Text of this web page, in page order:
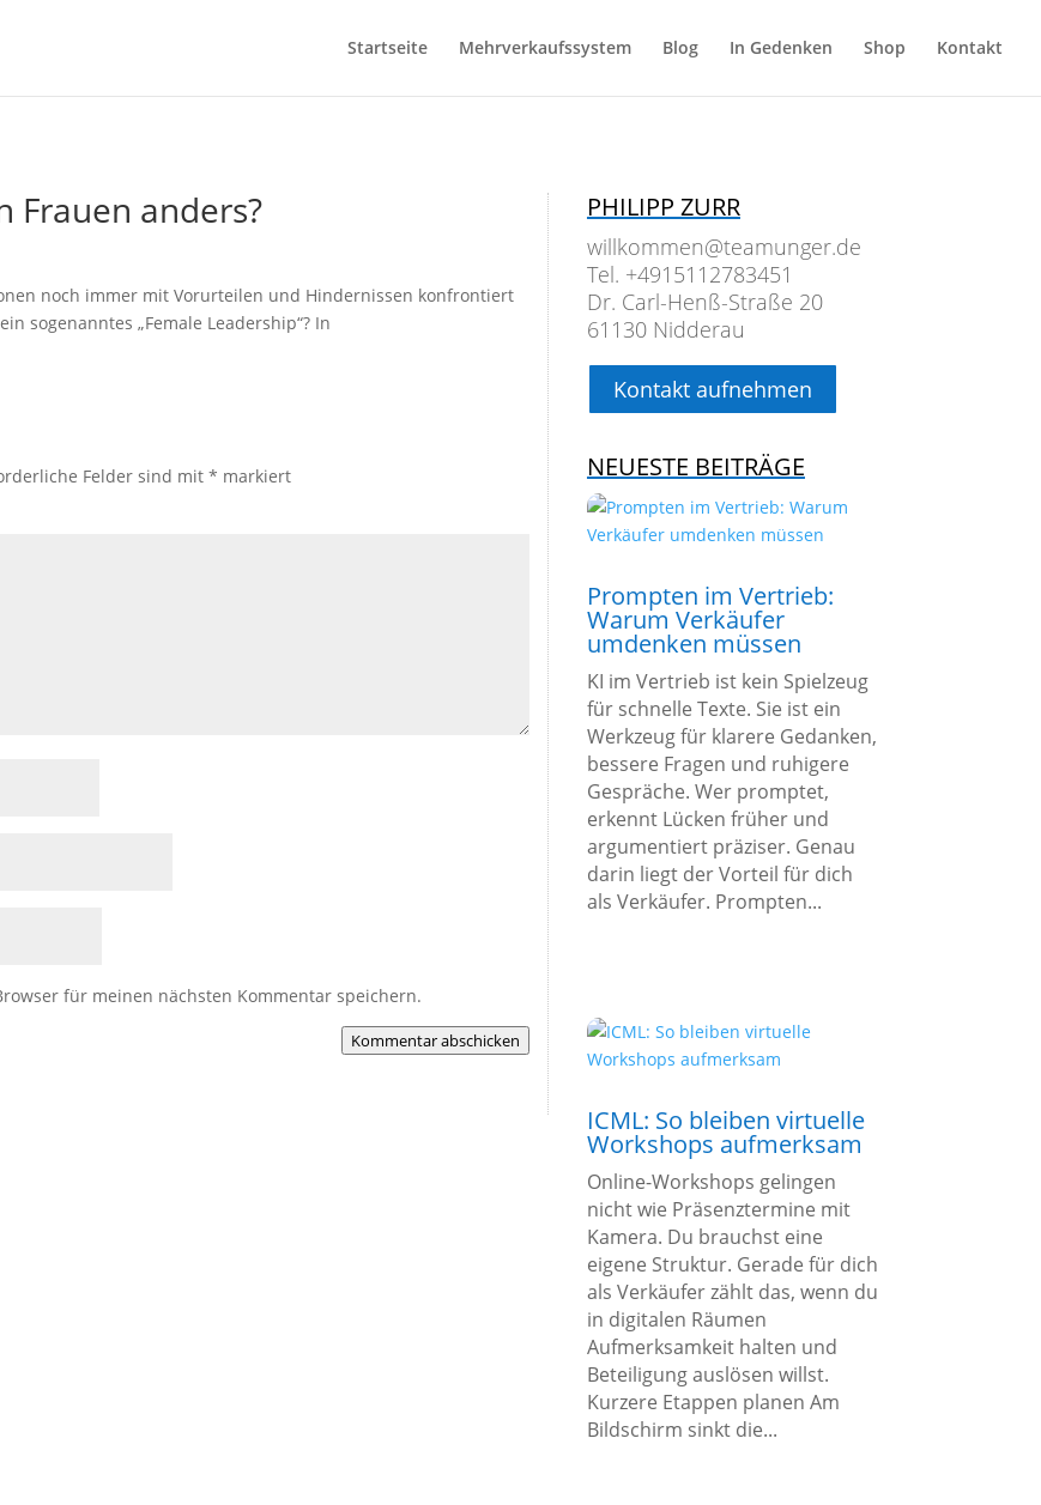
Startseite Mehrverkaufssystem Blog In Gedenken Shop Kontakt
Frauen anders?
noch immer mit Vorurteilen und Hindernissen konfrontiert
sogenanntes „Female Leadership“? In
Felder sind mit* markiert
für meinen nächsten Kommentar speichern.
Kommentar abschicken
PHILIPP ZURR
willkommen@teamunger.de
Tel. +4915112783451
Dr. Carl-Henß-Straße 20
61130 Nidderau
Kontakt aufnehmen
NEUESTE BEITRÄGE
Prompten im Vertrieb:
Warum Verkäufer
umdenken müssen
KI im Vertrieb ist kein Spielzeug
für schnelle Texte. Sie ist ein
Werkzeug für klarere Gedanken,
bessere Fragen und ruhigere
Gespräche. Wer promptet,
erkennt Lücken früher und
argumentiert präziser. Genau
darin liegt der Vorteil für dich
als Verkäufer. Prompten...
ICML: So bleiben virtuelle
Workshops aufmerksam
Online-Workshops gelingen
nicht wie Präsenztermine mit
Kamera. Du brauchst eine
eigene Struktur. Gerade für dich
als Verkäufer zählt das, wenn du
in digitalen Räumen
Aufmerksamkeit halten und
Beteiligung auslösen willst.
Kurzere Etappen planen Am
Bildschirm sinkt die...